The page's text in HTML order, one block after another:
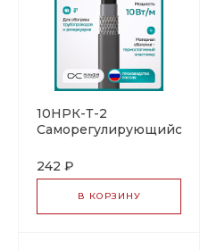
10НРК-Т-2
Саморегулирующийся
кабель
242 ₽
В КОРЗИНУ